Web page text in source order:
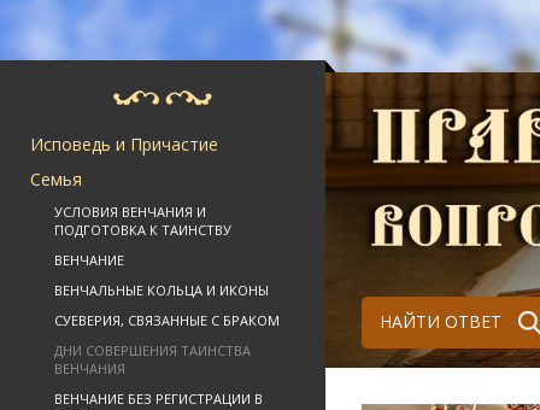
Исповедь и Причастие
Семья
УСЛОВИЯ ВЕНЧАНИЯ И
ПОДГОТОВКА К ТАИНСТВУ
ВЕНЧАНИЕ
ВЕНЧАЛЬНЫЕ КОЛЬЦА И ИКОНЫ
СУЕВЕРИЯ, СВЯЗАННЫЕ С БРАКОМ
ДНИ СОВЕРШЕНИЯ ТАИНСТВА
ВЕНЧАНИЯ
ВЕНЧАНИЕ БЕЗ РЕГИСТРАЦИИ В
НАЙТИ ОТВЕТ